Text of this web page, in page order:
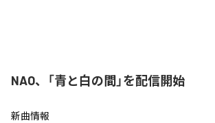
NAO、「青と白の間」を配信開始
新曲情報